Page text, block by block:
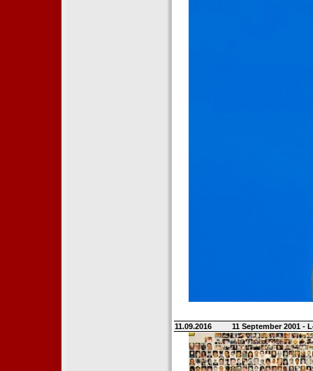
11.09.2016 11 September 2001 -